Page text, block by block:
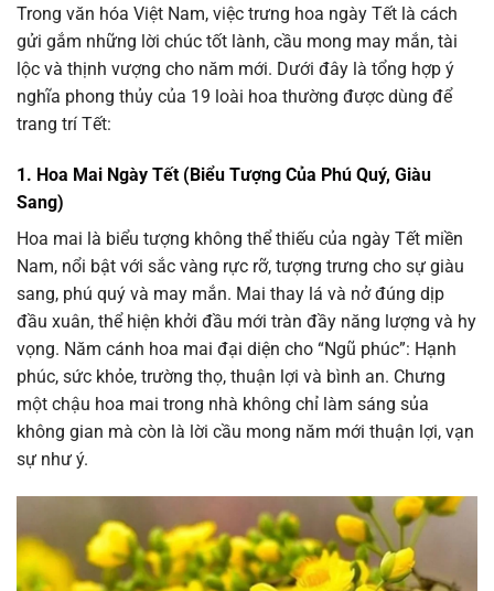
Trong văn hóa Việt Nam, việc trưng hoa ngày Tết là cách
gửi gắm những lời chúc tốt lành, cầu mong may mắn, tài
lộc và thịnh vượng cho năm mới. Dưới đây là tổng hợp ý
nghĩa phong thủy của 19 loài hoa thường được dùng để
trang trí Tết:
1. Hoa Mai Ngày Tết (Biểu Tượng Của Phú Quý, Giàu
Sang)
Hoa mai là biểu tượng không thể thiếu của ngày Tết miền
Nam, nổi bật với sắc vàng rực rỡ, tượng trưng cho sự giàu
sang, phú quý và may mắn. Mai thay lá và nở đúng dịp
đầu xuân, thể hiện khởi đầu mới tràn đầy năng lượng và hy
vọng. Năm cánh hoa mai đại diện cho “Ngũ phúc”: Hạnh
phúc, sức khỏe, trường thọ, thuận lợi và bình an. Chưng
một chậu hoa mai trong nhà không chỉ làm sáng sủa
không gian mà còn là lời cầu mong năm mới thuận lợi, vạn
sự như ý.